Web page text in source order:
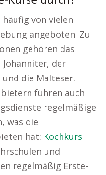
von vielen
angeboten. Zu
gehören das
Johanniter, der
die Malteser.
führen auch
regelmäßige
was die
hat: Kochkurs
und
regelmäßig Erste-